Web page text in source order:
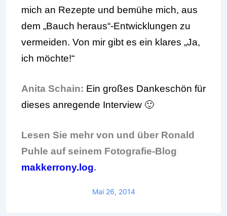
mich an Rezepte und bemühe mich, aus
dem „Bauch heraus“-Entwicklungen zu
vermeiden. Von mir gibt es ein klares „Ja,
ich möchte!“
Anita Schain: Ein großes Dankeschön für
dieses anregende Interview 🙂
Lesen Sie mehr von und über Ronald
Puhle auf seinem Fotografie-Blog
makkerrony.log.
Mai 26, 2014